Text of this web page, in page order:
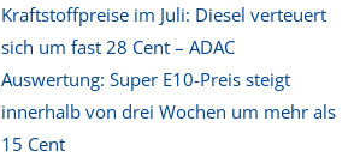
Kraftstoffpreise im Juli: Diesel verteuert
sich um fast 28 Cent – ADAC
Auswertung: Super E10-Preis steigt
innerhalb von drei Wochen um mehr als
15 Cent